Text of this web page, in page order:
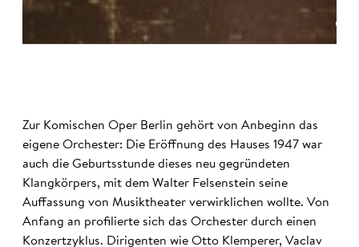
©
Zur Komischen Oper Berlin gehört von Anbeginn das
eigene Orchester: Die Eröffnung des Hauses 1947 war
auch die Geburtsstunde dieses neu gegründeten
Klangkörpers, mit dem Walter Felsenstein seine
Auffassung von Musiktheater verwirklichen wollte. Von
Anfang an profilierte sich das Orchester durch einen
Konzertzyklus. Dirigenten wie Otto Klemperer, Vaclav